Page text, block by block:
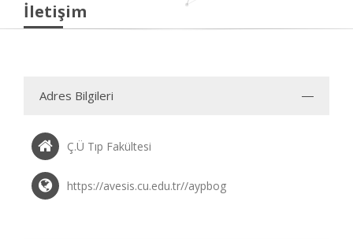
İletişim
Adres Bilgileri
Ç.Ü Tıp Fakültesi
https://avesis.cu.edu.tr//aypbog